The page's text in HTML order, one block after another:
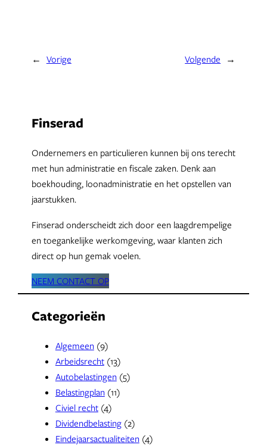
← Vorige Volgende →
Finserad
Ondernemers en particulieren kunnen bij ons terecht
met hun administratie en fiscale zaken. Denk aan
boekhouding, loonadministratie en het opstellen van
jaarstukken.
Finserad onderscheidt zich door een laagdrempelige
en toegankelijke werkomgeving, waar klanten zich
direct op hun gemak voelen.
NEEM CONTACT OP
Categorieën
Algemeen (9)
Arbeidsrecht(13)
Autobelastingen (5)
Belastingplan (11)
Civiel recht(4)
Dividendbelasting(2)
Eindejaarsactualiteiten (4)